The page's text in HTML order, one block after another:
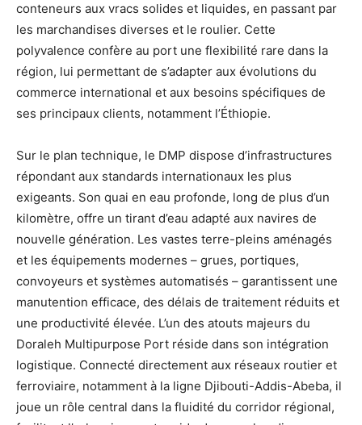
conteneurs aux vracs solides et liquides, en passant par
les marchandises diverses et le roulier. Cette
polyvalence confère au port une flexibilité rare dans la
région, lui permettant de s’adapter aux évolutions du
commerce international et aux besoins spécifiques de
ses principaux clients, notamment l’Éthiopie.
Sur le plan technique, le DMP dispose d’infrastructures
répondant aux standards internationaux les plus
exigeants. Son quai en eau profonde, long de plus d’un
kilomètre, offre un tirant d’eau adapté aux navires de
nouvelle génération. Les vastes terre-pleins aménagés
et les équipements modernes – grues, portiques,
convoyeurs et systèmes automatisés – garantissent une
manutention efficace, des délais de traitement réduits et
une productivité élevée. L’un des atouts majeurs du
Doraleh Multipurpose Port réside dans son intégration
logistique. Connecté directement aux réseaux routier et
ferroviaire, notamment à la ligne Djibouti-Addis-Abeba, il
joue un rôle central dans la fluidité du corridor régional,